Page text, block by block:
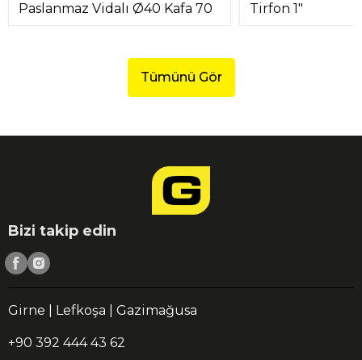
Paslanmaz Vidalı Ø40 Kafa 70
Tirfon 1"
Tümünü Gör
Bizi takip edin
Girne | Lefkoşa | Gazimağusa
+90 392 444 43 62